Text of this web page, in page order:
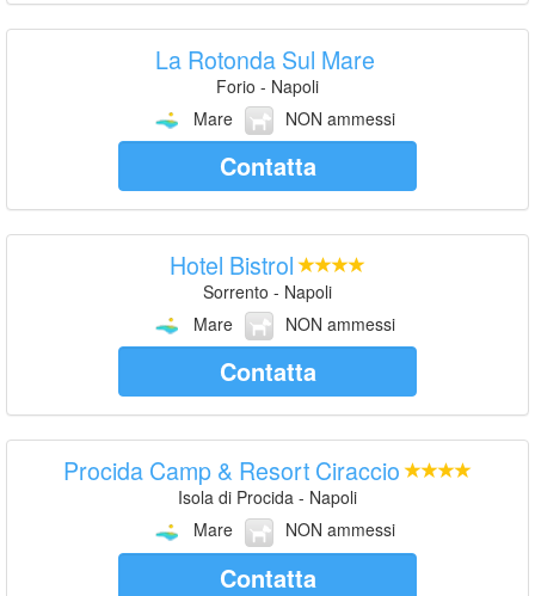
La Rotonda Sul Mare
Forio - Napoli
Mare
NON ammessi
Contatta
Hotel Bistrol
Sorrento - Napoli
Mare
NON ammessi
Contatta
Procida Camp & Resort Ciraccio
Isola di Procida - Napoli
Mare
NON ammessi
Contatta